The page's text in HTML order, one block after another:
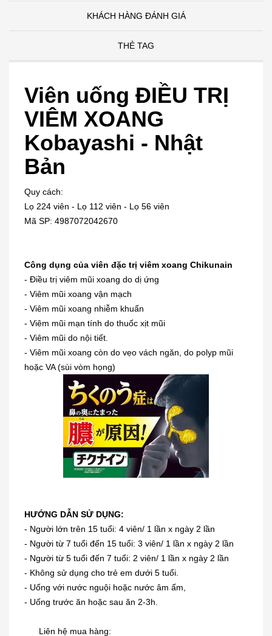
KHÁCH HÀNG ĐÁNH GIÁ
THẺ TAG
Viên uống ĐIỀU TRỊ
VIÊM XOANG
Kobayashi - Nhật
Bản
Quy cách:
Lọ 224 viên - Lọ 112 viên - Lọ 56 viên
Mã SP: 4987072042670
Công dụng của viên đặc trị viêm xoang Chikunain
- Điều trị viêm mũi xoang do dị ứng
- Viêm mũi xoang vận mạch
- Viêm mũi xoang nhiễm khuẩn
- Viêm mũi mạn tính do thuốc xịt mũi
- Viêm mũi do nội tiết.
- Viêm mũi xoang còn do vẹo vách ngăn, do polyp mũi
hoặc VA (sùi vòm họng)
HƯỚNG DẪN SỬ DỤNG:
- Người lớn trên 15 tuổi: 4 viên/ 1 lần x ngày 2 lần
- Người từ 7 tuổi đến 15 tuổi: 3 viên/ 1 lần x ngày 2 lần
- Người từ 5 tuổi đến 7 tuổi: 2 viên/ 1 lần x ngày 2 lần
- Không sử dụng cho trẻ em dưới 5 tuổi.
- Uống với nước nguội hoặc nước âm ấm,
- Uống trước ăn hoặc sau ăn 2-3h.
Liên hệ mua hàng:
Dung dịch trị mụn cóc, mắt cá,
chai...
230.000₫